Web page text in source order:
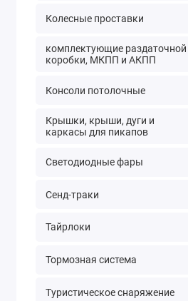
Колесные проставки
комплектующие раздаточной
коробки, МКПП и АКПП
Консоли потолочные
Крышки, крыши, дуги и
каркасы для пикапов
Светодиодные фары
Сенд-траки
Тайрлоки
Тормозная система
Туристическое снаряжение